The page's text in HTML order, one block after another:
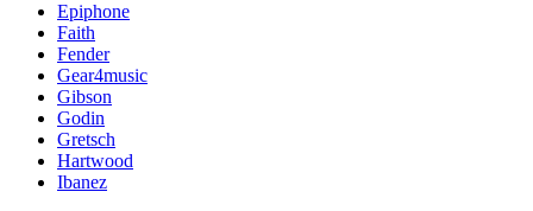
Epiphone
Faith
Fender
Gear4music
Gibson
Godin
Gretsch
Hartwood
Ibanez